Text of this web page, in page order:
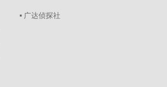
▪ 广达侦探社